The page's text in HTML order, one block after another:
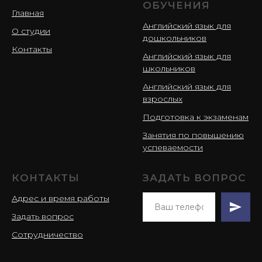
Главная
О студии
Контакты
ОБУЧЕНИЯ
Английский язык для
дошкольников
Английский язык для
школьников
Английский язык для
взрослых
Подготовка к экзаменам
Занятия по повышению
успеваемости
КОНТАКТЫ
Адрес и время работы
Задать вопрос
Сотрудничество
ЗАДАТЬ ВОПРОС